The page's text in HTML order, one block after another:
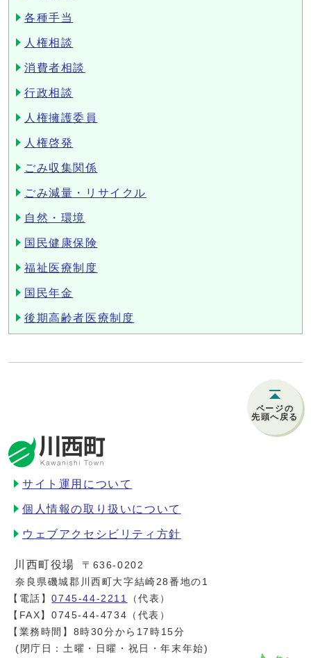
各種手当
人権相談
消費者相談
行政相談
人権擁護委員
人権啓発
ごみ収集関係
ごみ減量・リサイクル
自然・環境
国民健康保険
福祉医療制度
国民年金
後期高齢者医療制度
ページの
先頭へ戻る
サイト運用について
個人情報の取り扱いについて
ウェブアクセシビリティ方針
川西町役場
〒636-0202
奈良県磯城郡川西町大字結崎28番地の1
【電話】0745-44-2211
（代表）
【FAX】0745-44-4734（代表）
【業務時間】8時30分から17時15分
(閉庁日：土曜・日曜・祝日・年末年始)